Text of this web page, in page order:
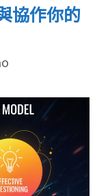
協作你的